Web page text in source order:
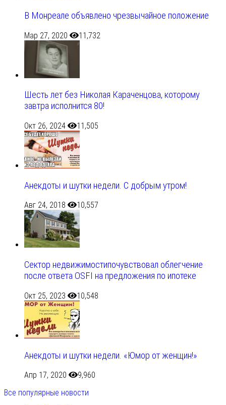
В Монреале объявлено чрезвычайное положение
Мар 27, 2020 11,732
Шесть лет без Николая Караченцова, которому
завтра исполнится 80!
Окт 26, 2024 11,505
Анекдоты и шутки недели. С добрым утром!
Авг 24, 2018 10,557
Сектор недвижимостипочувствовал облегчение
после ответа OSFI на предложения по ипотеке
Окт 25, 2023 10,548
Анекдоты и шутки недели. «Юмор от женщин!»
Апр 17, 2020
9,960
Все популярные новости